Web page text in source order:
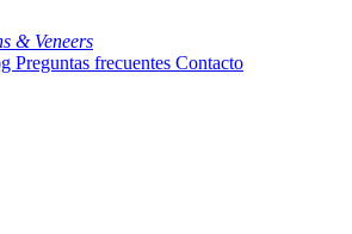
& Veneers
Preguntas frecuentes Contacto